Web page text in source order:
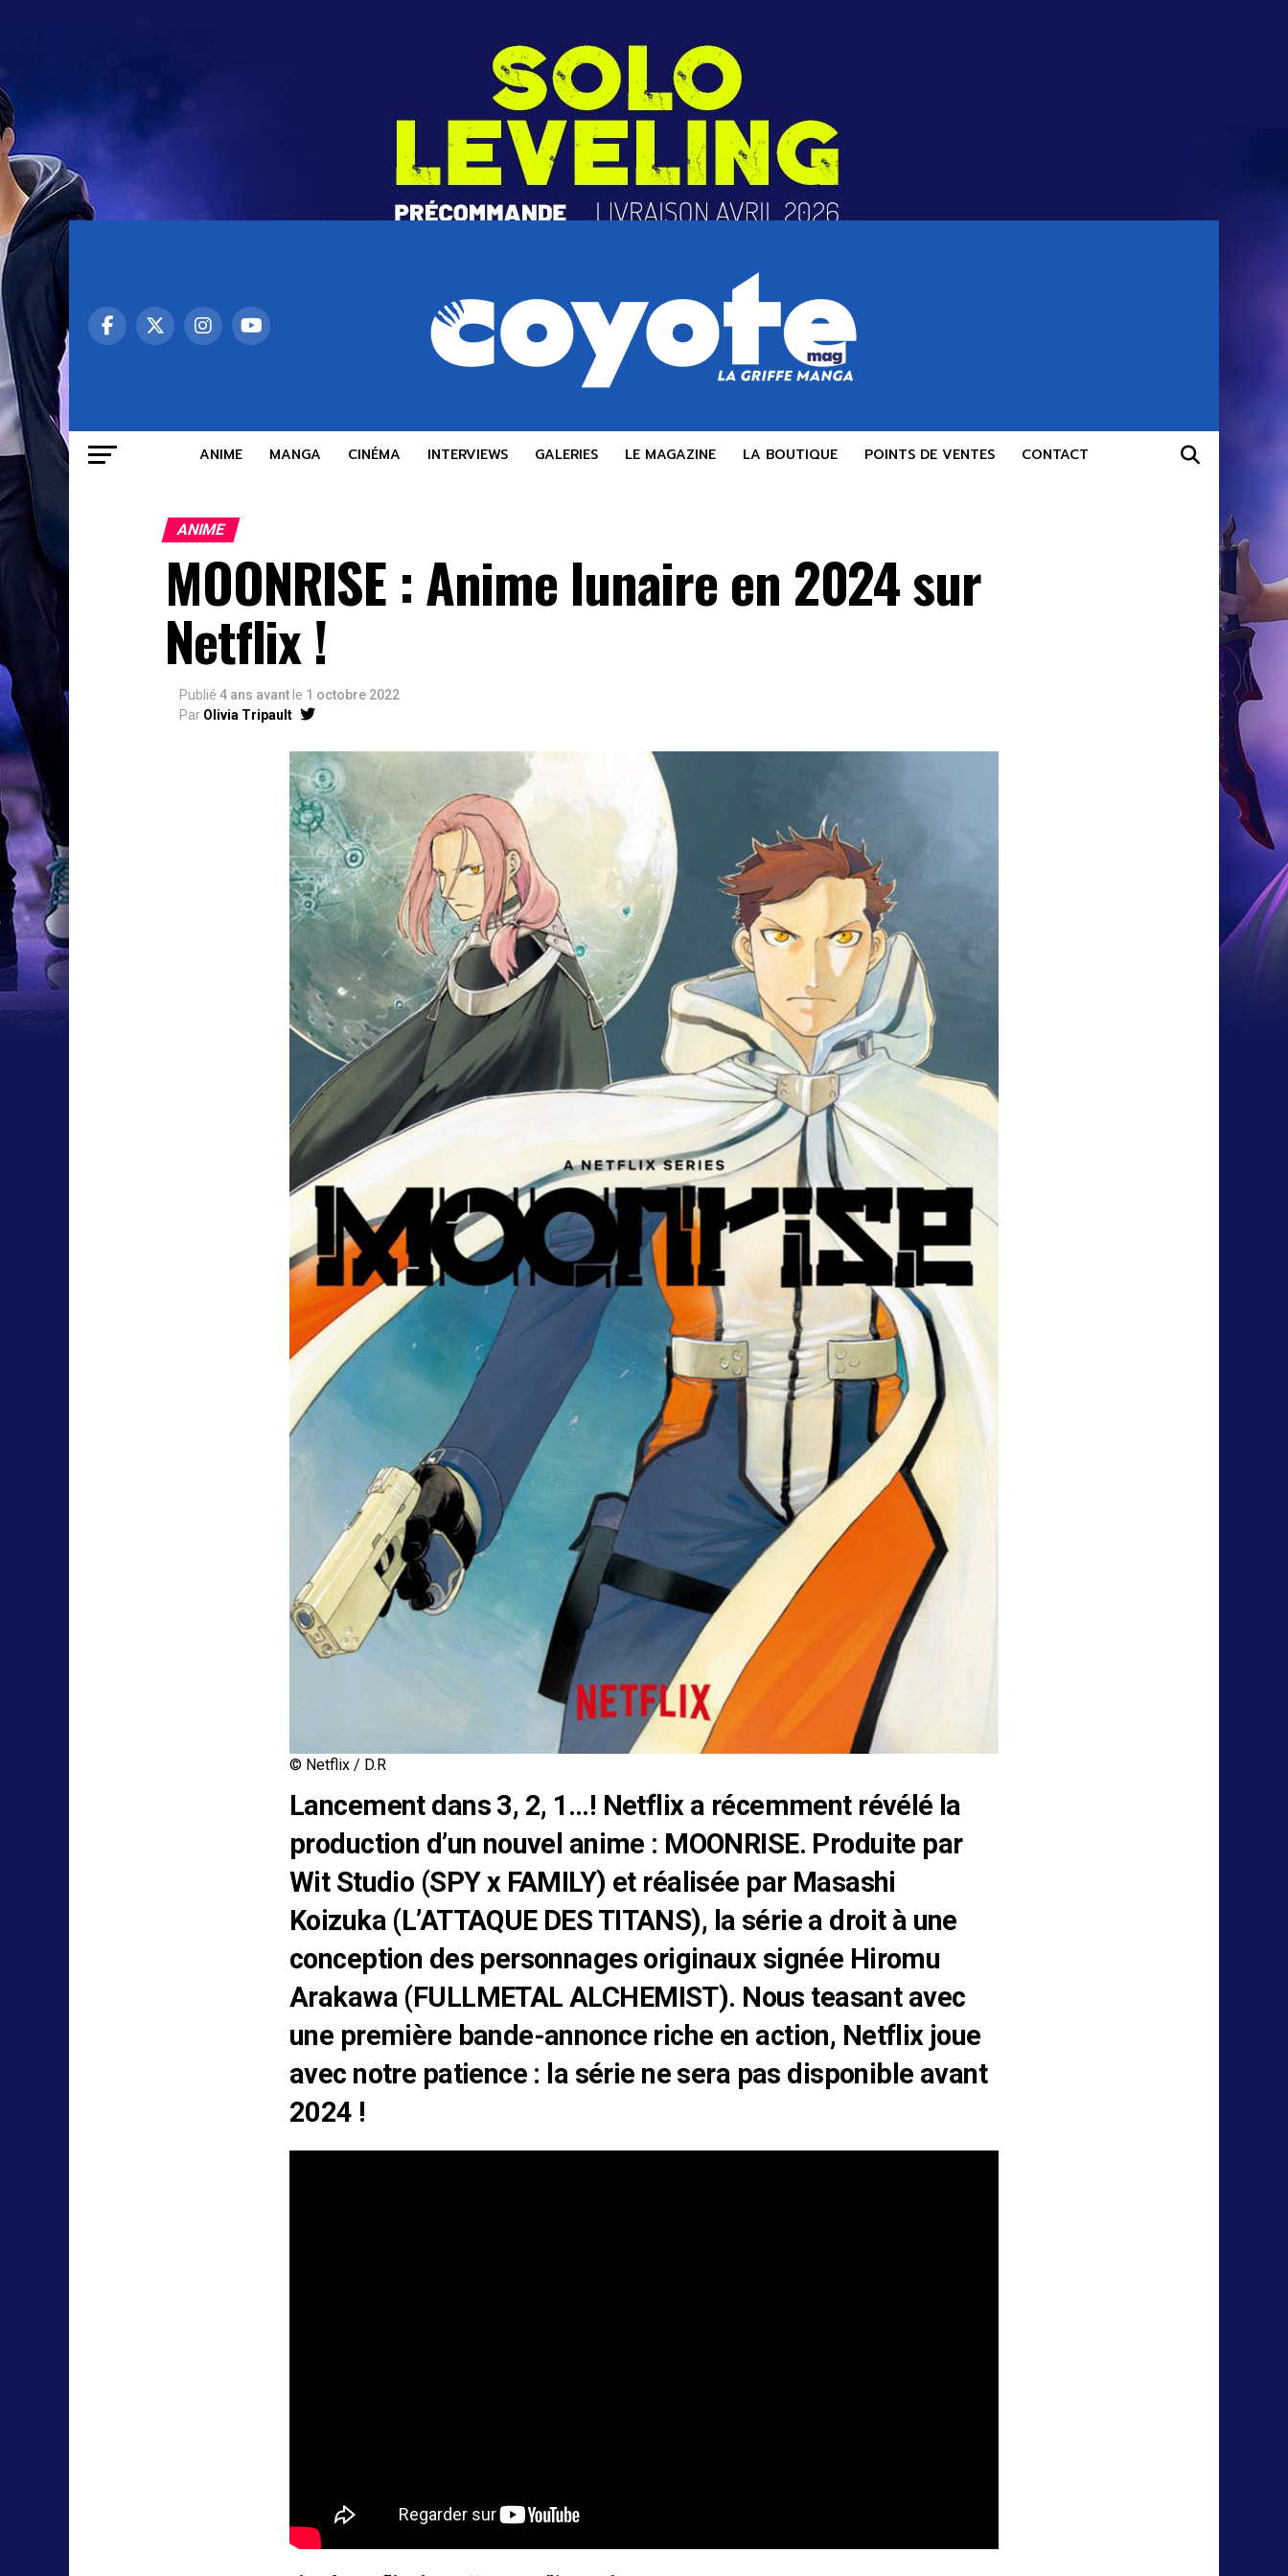
ANIME MANGA CINÉMA INTERVIEWS GALERIES LE MAGAZINE LA BOUTIQUE POINTS DE VENTES CONTACT
ANIME
MOONRISE : Anime lunaire en 2024 sur
Netflix !
Publié 4 ans avant le 1 octobre 2022
Par Olivia Tripault
© Netflix / D.R
Lancement dans 3, 2, 1…! Netflix a récemment révélé la
production d’un nouvel anime : MOONRISE. Produite par
Wit Studio (SPY x FAMILY) et réalisée par Masashi
Koizuka (L’ATTAQUE DES TITANS), la série a droit à une
conception des personnages originaux signée Hiromu
Arakawa (FULLMETAL ALCHEMIST). Nous teasant avec
une première bande-annonce riche en action, Netflix joue
avec notre patience : la série ne sera pas disponible avant
2024 !